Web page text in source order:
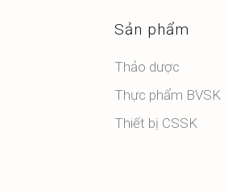
Sản phẩm
Thảo dược
Thực phẩm BVSK
Thiết bị CSSK